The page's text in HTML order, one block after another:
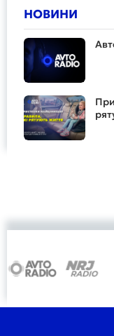
НОВИНИ